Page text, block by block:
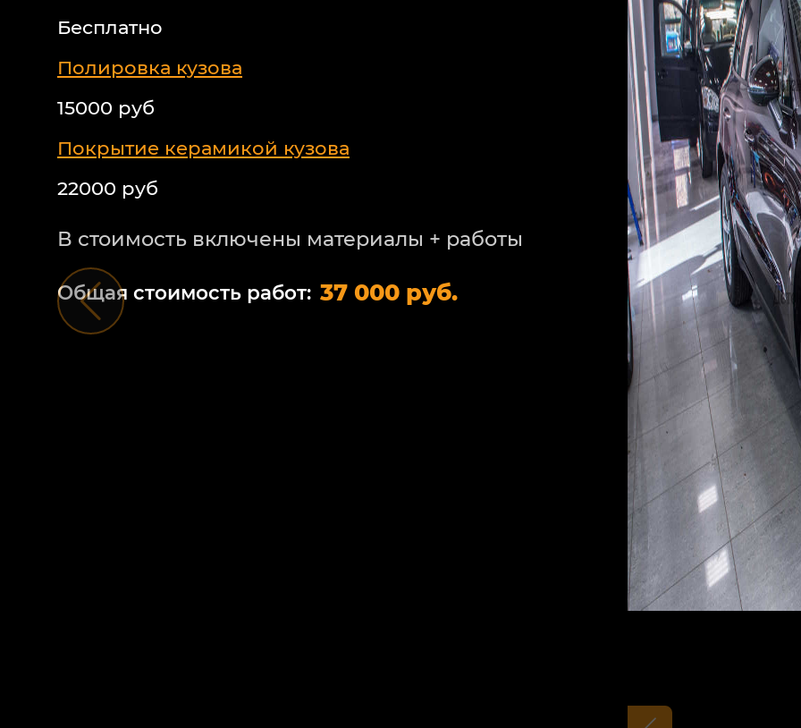
Бесплатно
Полировка кузова
15000 руб
Покрытие керамикой кузова
22000 руб
В стоимость включены материалы + работы
Общая стоимость работ: 37 000 руб.